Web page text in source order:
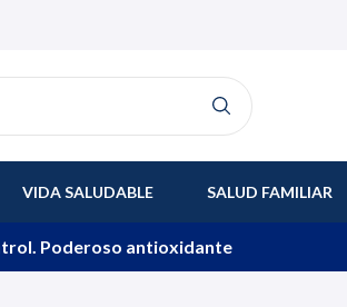
VIDA SALUDABLE SALUD FAMILIAR
Poderoso antioxidante